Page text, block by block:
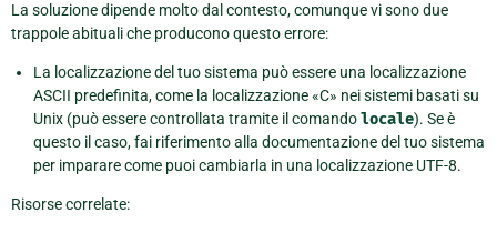
La soluzione dipende molto dal contesto, comunque vi sono due
trappole abituali che producono questo errore:
La localizzazione del tuo sistema può essere una localizzazione
ASCII predefinita, come la localizzazione «C» nei sistemi basati su
Unix (può essere controllata tramite il comandolocale). Se è
questo il caso, fai riferimento alla documentazione del tuo sistema
per imparare come puoi cambiarla in una localizzazione UTF-8.
Risorse correlate: